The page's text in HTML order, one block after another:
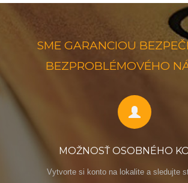
SME GARANCIOU
BEZPROBLÉMOVÉHO
MOŽNOSŤ OSOBNÉHO
Vytvorte si konto na lokalite a sledujte